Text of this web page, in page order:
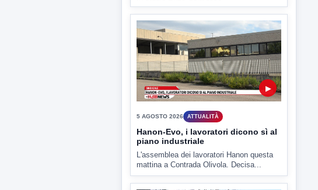
LabNews del 5 agosto 2026
In studio Enzo Colarusso
▶
Hanon-Evo, i lavoratori dicono sì al
piano industriale